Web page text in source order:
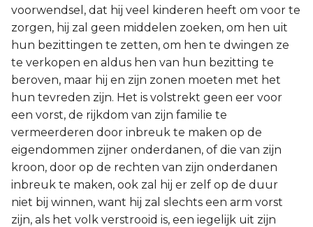
voorwendsel, dat hij veel kinderen heeft om voor te
zorgen, hij zal geen middelen zoeken, om hen uit
hun bezittingen te zetten, om hen te dwingen ze
te verkopen en aldus hen van hun bezitting te
beroven, maar hij en zijn zonen moeten met het
hun tevreden zijn. Het is volstrekt geen eer voor
een vorst, de rijkdom van zijn familie te
vermeerderen door inbreuk te maken op de
eigendommen zijner onderdanen, of die van zijn
kroon, door op de rechten van zijn onderdanen
inbreuk te maken, ook zal hij er zelf op de duur
niet bij winnen, want hij zal slechts een arm vorst
zijn, als het volk verstrooid is, een iegelijk uit zijn